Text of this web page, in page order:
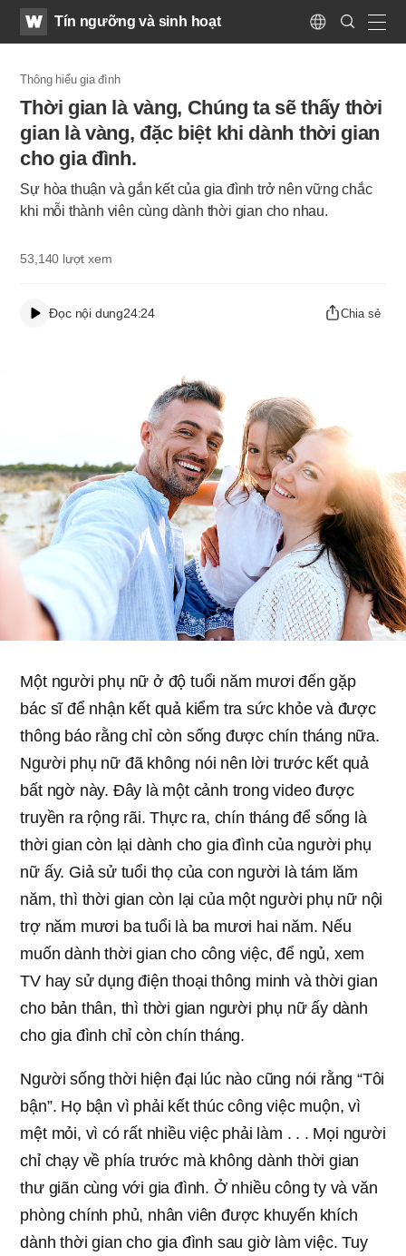
WATVTín ngưỡng và sinh hoạt
Language
Search
Submit
Thông hiểu gia đình
Thời gian là vàng, Chúng ta sẽ thấy thời
gian là vàng, đặc biệt khi dành thời gian
cho gia đình.
Sự hòa thuận và gắn kết của gia đình trở nên vững chắc
khi mỗi thành viên cùng dành thời gian cho nhau.
53,140 lượt xem
Đọc nội dung24:24 Chia sẻ
Một người phụ nữ ở độ tuổi năm mươi đến gặp
bác sĩ để nhận kết quả kiểm tra sức khỏe và được
thông báo rằng chỉ còn sống được chín tháng nữa.
Người phụ nữ đã không nói nên lời trước kết quả
bất ngờ này. Đây là một cảnh trong video được
truyền ra rộng rãi. Thực ra, chín tháng để sống là
thời gian còn lại dành cho gia đình của người phụ
nữ ấy. Giả sử tuổi thọ của con người là tám lăm
năm, thì thời gian còn lại của một người phụ nữ nội
trợ năm mươi ba tuổi là ba mươi hai năm. Nếu
muốn dành thời gian cho công việc, để ngủ, xem
TV hay sử dụng điện thoại thông minh và thời gian
cho bản thân, thì thời gian người phụ nữ ấy dành
cho gia đình chỉ còn chín tháng.
Người sống thời hiện đại lúc nào cũng nói rằng “Tôi
bận”. Họ bận vì phải kết thúc công việc muộn, vì
mệt mỏi, vì có rất nhiều việc phải làm . . . Mọi người
chỉ chạy về phía trước mà không dành thời gian
thư giãn cùng với gia đình. Ở nhiều công ty và văn
phòng chính phủ, nhân viên được khuyến khích
dành thời gian cho gia đình sau giờ làm việc. Tuy